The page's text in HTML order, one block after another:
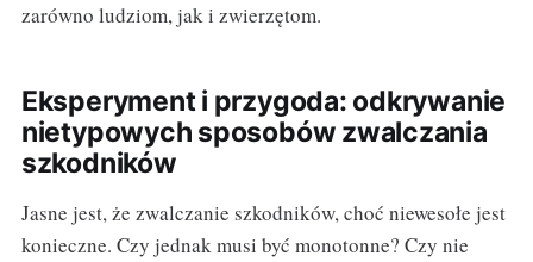
zarówno ludziom, jak i zwierzętom.
Eksperyment i przygoda: odkrywanie
nietypowych sposobów zwalczania
szkodników
Jasne jest, że zwalczanie szkodników, choć niewesołe jest
konieczne. Czy jednak musi być monotonne? Czy nie